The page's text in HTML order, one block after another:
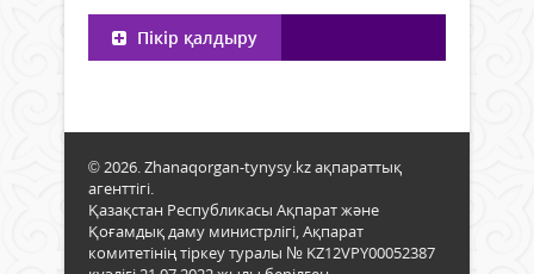
Пікір қалдыру
© 2026. Zhanaqorgan-tynysy.kz ақпараттық
агенттігі.
Қазақстан Республикасы Ақпарат және
Қоғамдық даму министрлігі, Ақпарат
комитетінің тіркеу туралы № KZ12VPY00052387